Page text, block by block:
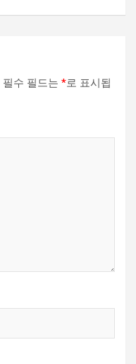
필수 필드는 *로 표시됩